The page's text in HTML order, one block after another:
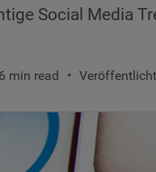
Social Media
6 min read